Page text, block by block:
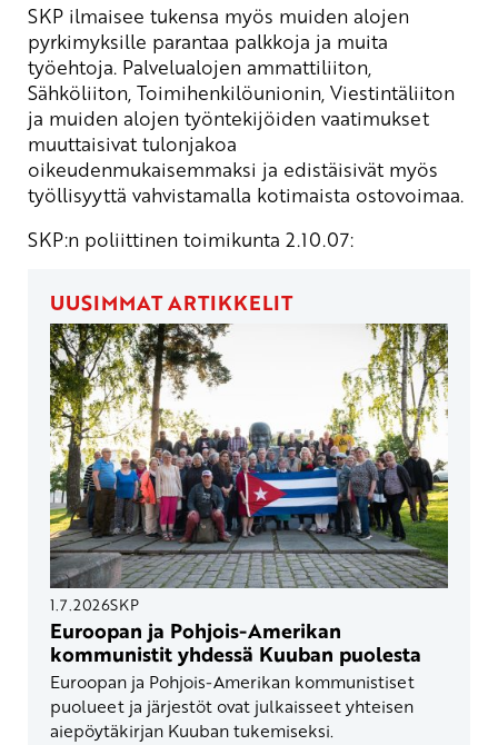
SKP ilmaisee tukensa myös muiden alojen
pyrkimyksille parantaa palkkoja ja muita
työehtoja. Palvelualojen ammattiliiton,
Sähköliiton, Toimihenkilöunionin, Viestintäliiton
ja muiden alojen työntekijöiden vaatimukset
muuttaisivat tulonjakoa
oikeudenmukaisemmaksi ja edistäisivät myös
työllisyyttä vahvistamalla kotimaista ostovoimaa.
SKP:n poliittinen toimikunta 2.10.07:
UUSIMMAT ARTIKKELIT
1.7.2026SKP
Euroopan ja Pohjois-Amerikan
kommunistit yhdessä Kuuban puolesta
Euroopan ja Pohjois-Amerikan kommunistiset
puolueet ja järjestöt ovat julkaisseet yhteisen
aiepöytäkirjan Kuuban tukemiseksi.